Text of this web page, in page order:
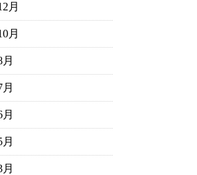
月
月